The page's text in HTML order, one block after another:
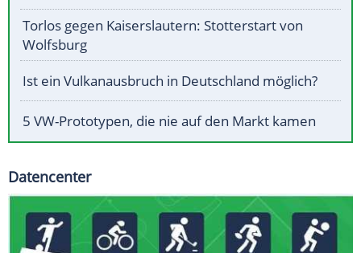
Torlos gegen Kaiserslautern: Stotterstart von
Wolfsburg
Ist ein Vulkanausbruch in Deutschland möglich?
5 VW-Prototypen, die nie auf den Markt kamen
Datencenter